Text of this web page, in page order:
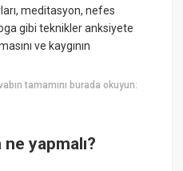
meditasyon, nefes
gibi teknikler anksiyete
ve kaygının
tamamını burada okuyun:
ne yapmalı?